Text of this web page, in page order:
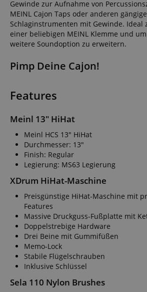
Gewinde zur Aufnahme von
MEINL Cajon Taps oder anderen
Schlaginstrumenten mit Gewinde. Ideal
einer beliebigen MEINL Klemme und
weitere Soundoption zu erweitern.
Pimp Deine Cajon!
Features
Meinl 13" HiHat
Meinl HCS 13" HiHat
Durchmesser: 13"
Finish: Regular
Legierung: MS63 Legierung
XDrum HiHat-Maschine
Preisgünstige HiHat-Maschine mit
Features
Massive Druckguss-Fußplatte mit
Doppelstrebige Hardware
Drei Beine mit Gummifüßen
Memo-Lock
Stabile Flügelschrauben
Inklusive Schlüssel
Sela 110 Nylon Brushes